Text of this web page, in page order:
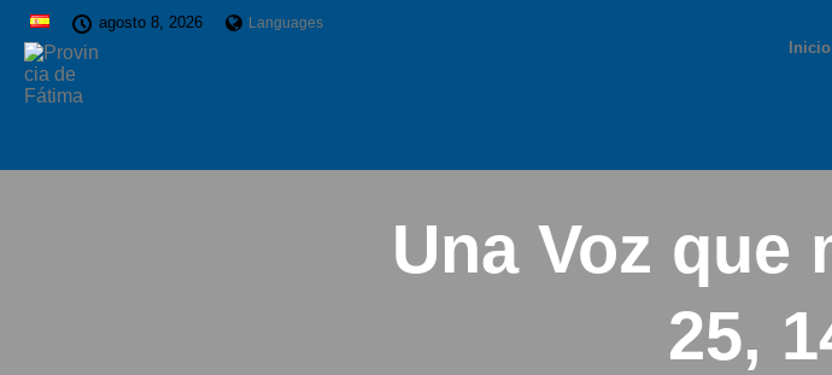
agosto 8, 2026 Languages
Inicio
Una Voz
25,